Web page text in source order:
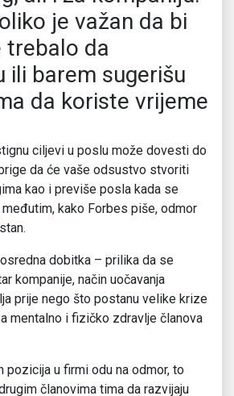
je važan da bi
trebalo da
ili barem sugerišu
da koriste vrijeme
ciljevi u poslu može dovesti do
da će vaše odsustvo stvoriti
kao i previše posla kada se
kako Forbes piše, odmor
dobitka – prilika da se
kompanije, način uočavanja
prije nego što postanu velike krize
mentalno i fizičko zdravlje članova
pozicija u firmi odu na odmor, to
članovima tima da razvijaju